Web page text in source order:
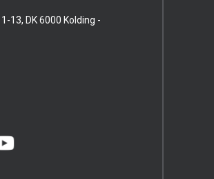
13, DK 6000 Kolding -